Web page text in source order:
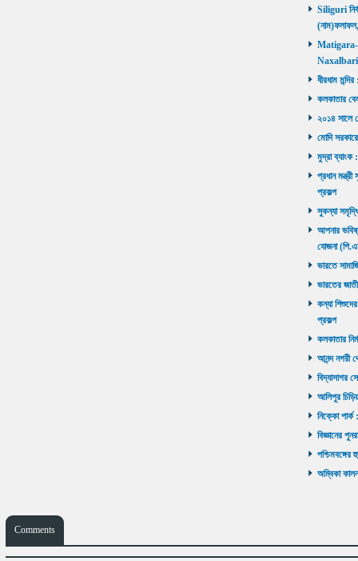
Siliguri
Matigara-
Naxalbari
ধীরধাম
কলকাতার
২০১৪ সালে
মোদি
মুদ্রা ব্যাংক
প্রধান
প্রকল্প
সুকন্যা
আপনার
যোজনা
ভারতে
ভারতের
কন্যা
প্রকল্প
কলকাতার
আনন্দ নগরী
বিদ্যাসাগর
আলিপুর
নিক্কো পার্ক
বিজ্ঞানের
পশ্চিমবঙ্গের
অম্বিকা
Comments